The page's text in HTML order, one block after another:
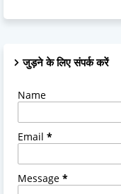
जुड़ने के लिए संपर्क करें
Name
Email *
Message *